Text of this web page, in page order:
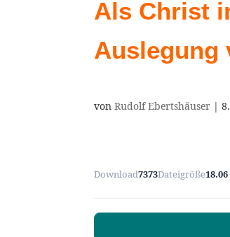
Als Christ
Auslegung
vonRudolf Ebertshäuser |
Download7373Dateigröße